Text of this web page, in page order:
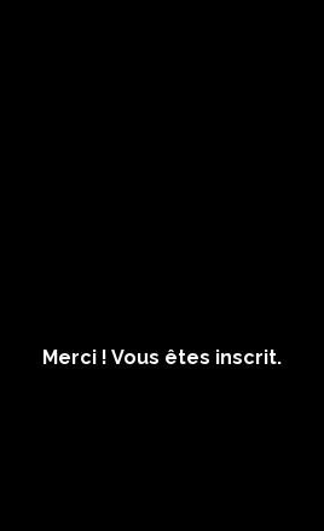
Merci ! Vous êtes inscrit.